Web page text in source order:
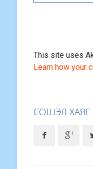
This site uses
Learn how your
СОШЭЛ ХАЯГ